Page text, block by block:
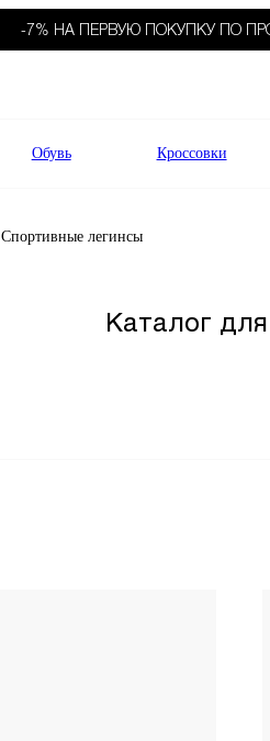
-7% НА ПЕРВУЮ ПОКУПКУ ПО
Обувь Кроссовки
Спортивные легинсы
Каталог